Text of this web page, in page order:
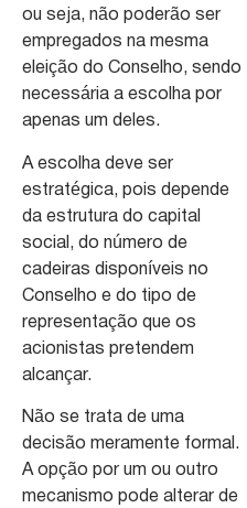
ou seja, não poderão ser
empregados na mesma
eleição do Conselho, sendo
necessária a escolha por
apenas um deles.
A escolha deve ser
estratégica, pois depende
da estrutura do capital
social, do número de
cadeiras disponíveis no
Conselho e do tipo de
representação que os
acionistas pretendem
alcançar.
Não se trata de uma
decisão meramente formal.
A opção por um ou outro
mecanismo pode alterar de